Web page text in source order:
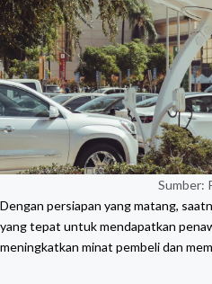
Sumber:
Dengan persiapan yang matang,
yang tepat untuk mendapatkan
meningkatkan minat pembeli dan